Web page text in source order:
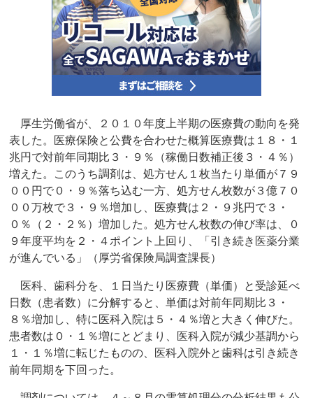
厚生労働省が、２０１０年度上半期の医療費の動向を発
表した。医療保険と公費を合わせた概算医療費は１８・１
兆円で対前年同期比３・９％（稼働日数補正後３・４％）
増えた。このうち調剤は、処方せん１枚当たり単価が７９
００円で０・９％落ち込む一方、処方せん枚数が３億７０
００万枚で３・９％増加し、医療費は２・９兆円で３・
０％（２・２％）増加した。処方せん枚数の伸び率は、０
９年度平均を２・４ポイント上回り、「引き続き医薬分業
が進んでいる」（厚労省保険局調査課長）
医科、歯科分を、１日当たり医療費（単価）と受診延べ
日数（患者数）に分解すると、単価は対前年同期比３・
８％増加し、特に医科入院は５・４％増と大きく伸びた。
患者数は０・１％増にとどまり、医科入院が減少基調から
１・１％増に転じたものの、医科入院外と歯科は引き続き
前年同期を下回った。